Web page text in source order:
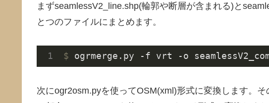
まずseamlessV2_line.shp(輪郭や断層が含まれる)と
とつのファイルにまとめます。
$ ogrmerge.py -f vrt -o
次にogr2osm.pyを使ってOSM(xml)形式に変換します。